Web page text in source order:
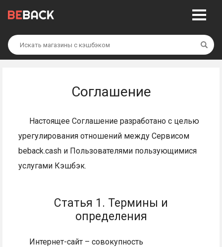
Соглашение
Настоящее Соглашение разработано с целью
урегулирования отношений между Сервисом
beback.cash и Пользователями пользующимися
услугами Кэшбэк.
Статья 1. Термины и
определения
Интернет-сайт – совокупность